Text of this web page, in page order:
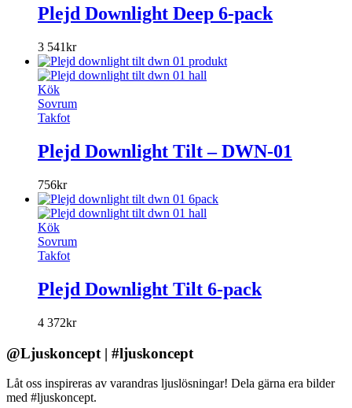
Plejd Downlight Deep 6-pack
3 541kr
Kök
Sovrum
Takfot
Plejd Downlight Tilt – DWN-01
756kr
Kök
Sovrum
Takfot
Plejd Downlight Tilt 6-pack
4 372kr
@Ljuskoncept | #ljuskoncept
Låt oss inspireras av varandras ljuslösningar! Dela gärna era bilder
med #ljuskoncept.